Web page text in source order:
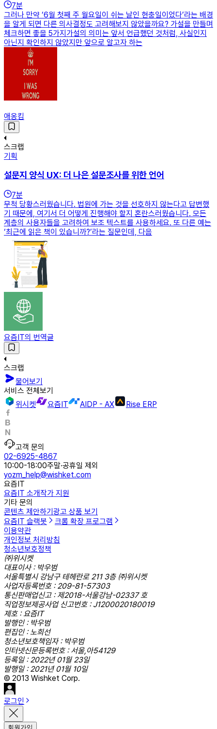
7분
그러나 만약 ‘6월 첫째 주 월요일이 쉬는 날인 현충일이었다’라는 배경
을 알게 되면 다른 의사결정도 고려해보지 않았을까요? 가설을 만들며
체크하면 좋을 5가지가설의 의미는 앞서 언급했던 것처럼, 사실인지
아닌지 확인하지 않았지만 앞으로 알고자 하는
애옹킴
스크랩
기획
설문지 양식 UX: 더 나은 설문조사를 위한 언어
7분
무척 당황스러웠습니다. 법원에 가는 것을 선호하지 않는다고 답변했
기 때문에, 여기서 더 어떻게 진행해야 할지 혼란스러웠습니다. 모든
계층의 사용자들을 고려하여 보조 텍스트를 사용하세요. 또 다른 예는
‘최근에 읽은 책이 있습니까?’라는 질문인데, 다음
요즘IT의 번역글
스크랩
물어보기
서비스 전체보기
위시켓
요즘IT AIDP - AX Rise ERP
고객 문의
02-6925-4867
10:00-18:00주말·공휴일 제외
yozm_help@wishket.com
요즘IT
요즘IT 소개작가 지원
기타 문의
콘텐츠 제안하기 광고 상품 보기
요즘IT 슬랙봇
크롬 확장 프로그램
이용약관
개인정보 처리방침
청소년보호정책
㈜위시켓
대표이사 : 박우범
서울특별시 강남구 테헤란로 211 3층 ㈜위시켓
사업자등록번호 : 209-81-57303
통신판매업신고 : 제2018-서울강남-02337 호
직업정보제공사업 신고번호 : J1200020180019
제호 : 요즘IT
발행인 : 박우범
편집인 : 노희선
청소년보호책임자 : 박우범
인터넷신문등록번호 : 서울,아54129
등록일 : 2022년 01월 23일
발행일 : 2021년 01월 10일
© 2013 Wishket Corp.
로그인
회원가입